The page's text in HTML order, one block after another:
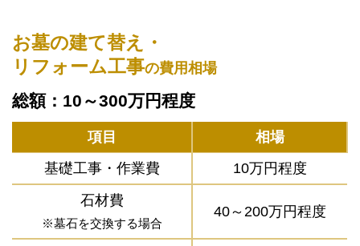
お墓の建て替え・
リフォーム工事の費用相場
総額：10～300万円程度
項目
相場
基礎工事・作業費
10万円程度
石材費
※墓石を交換する場合
40～200万円程度